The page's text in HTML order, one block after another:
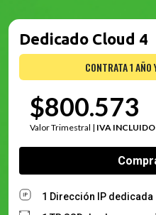
Dedicado Cloud 4
CONTRATA 1
$800.573
Valor Trimestral | IVA INCLUIDO
1 Dirección IP dedicada